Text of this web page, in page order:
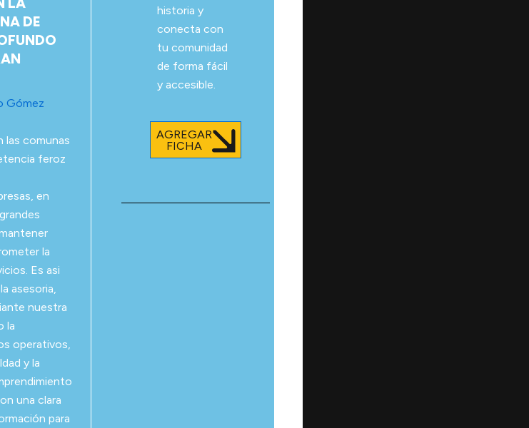
DE
Gómez
las comunas
feroz
en
la
Es asi
asesoria,
nuestra
la
operativos,
y la
una clara
para
historia y
conecta con
tu comunidad
de forma fácil
y accesible.
AGREGAR
FICHA